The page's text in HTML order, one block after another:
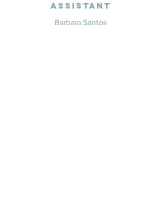
Assistant
Barbara Santos